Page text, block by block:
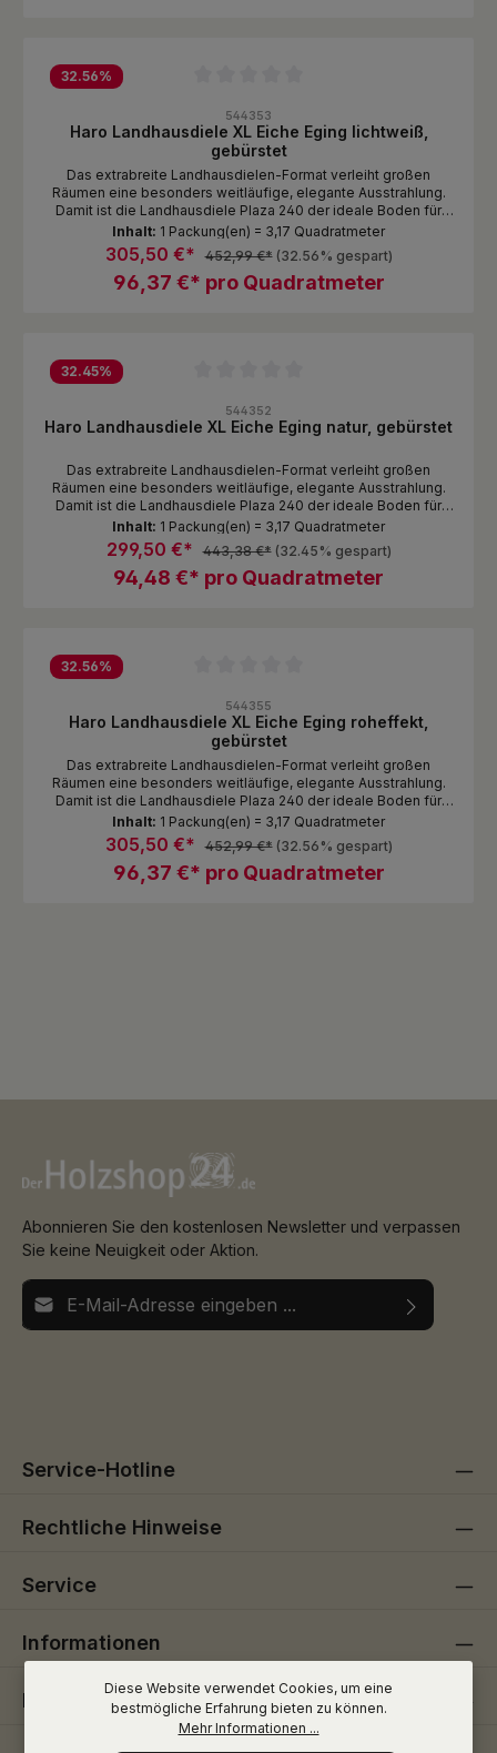
32.56%
544353
Haro Landhausdiele XL Eiche Eging lichtweiß,
gebürstet
Das extrabreite Landhausdielen-Format verleiht großen
Räumen eine besonders weitläufige, elegante Ausstrahlung.
Damit ist die Landhausdiele Plaza 240 der ideale Boden für
Räume, in denen sehr viel Bodenfläche sichtbar wird. Die
Dielen geben dem Raum Struktur, betonen die Großzügigkeit
und sorgen für einen harmonischen Ausdruck.
96,37 €* pro Quadratmeter
305,50 €* 452,99 €* (32.56% gespart)
Inhalt: 1 Packung(en) = 3,17 Quadratmeter
32.45%
544352
Haro Landhausdiele XL Eiche Eging natur, gebürstet
Das extrabreite Landhausdielen-Format verleiht großen
Räumen eine besonders weitläufige, elegante Ausstrahlung.
Damit ist die Landhausdiele Plaza 240 der ideale Boden für
Räume, in denen sehr viel Bodenfläche sichtbar wird. Die
Dielen geben dem Raum Struktur, betonen die Großzügigkeit
und sorgen für einen harmonischen Ausdruck.
94,48 €* pro Quadratmeter
299,50 €* 443,38 €* (32.45% gespart)
Inhalt: 1 Packung(en) = 3,17 Quadratmeter
32.56%
544355
Haro Landhausdiele XL Eiche Eging roheffekt,
gebürstet
Das extrabreite Landhausdielen-Format verleiht großen
Räumen eine besonders weitläufige, elegante Ausstrahlung.
Damit ist die Landhausdiele Plaza 240 der ideale Boden für
Räume, in denen sehr viel Bodenfläche sichtbar wird. Die
Dielen geben dem Raum Struktur, betonen die Großzügigkeit
und sorgen für einen harmonischen Ausdruck.
96,37 €* pro Quadratmeter
305,50 €* 452,99 €* (32.56% gespart)
Inhalt: 1 Packung(en) = 3,17 Quadratmeter
Abonnieren Sie den kostenlosen Newsletter und verpassen
Sie keine Neuigkeit oder Aktion.
E-Mail-Adresse*
Service-Hotline
Rechtliche Hinweise
Service
Informationen
Folge uns
Diese Website verwendet Cookies, um eine
bestmögliche Erfahrung bieten zu können.
Mehr Informationen ...